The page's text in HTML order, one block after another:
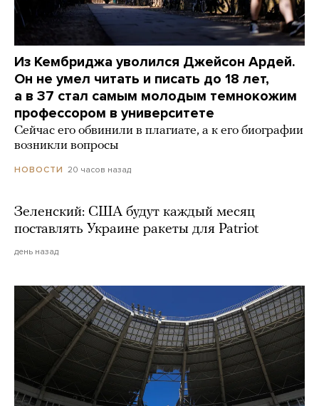
Из Кембриджа уволился Джейсон Ардей.
Он не умел читать и писать до 18 лет,
а в 37 стал самым молодым темнокожим
профессором в университете
Сейчас его обвинили в плагиате, а к его биографии
возникли вопросы
НОВОСТИ 20 часов назад
Зеленский: США будут каждый месяц
поставлять Украине ракеты для Patriot
день назад